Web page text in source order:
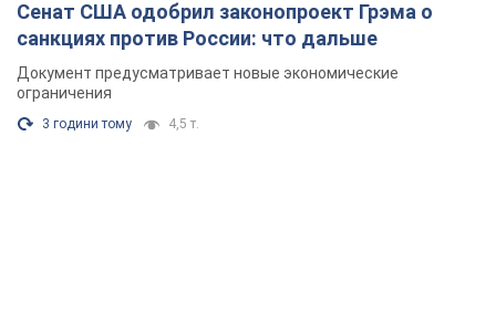
Сенат США одобрил законопроект Грэма о
санкциях против России: что дальше
Документ предусматривает новые экономические
ограничения
3 години тому 4,5 т.